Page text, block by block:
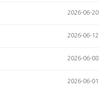
2026-06-20
2026-06-12
2026-06-08
2026-06-01